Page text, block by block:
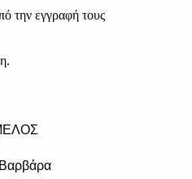
την εγγραφή τους